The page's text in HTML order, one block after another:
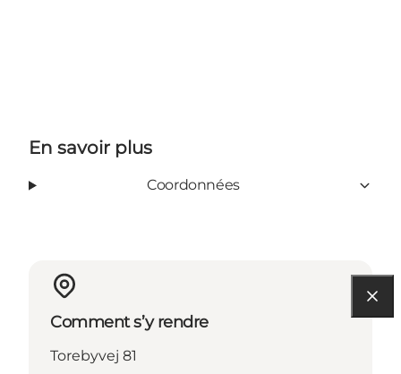
En savoir plus
Coordonnées
Comment s’y rendre
Torebyvej 81